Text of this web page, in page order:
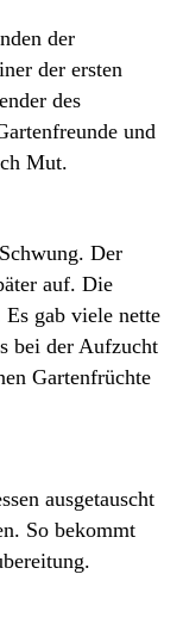
der
der ersten
des
und
Mut.
Der
auf. Die
gab viele nette
bei der Aufzucht
Gartenfrüchte
ausgetauscht
So bekommt